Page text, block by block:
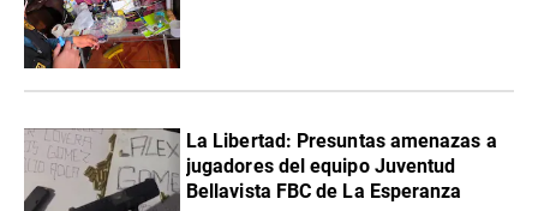
La Libertad: Presuntas amenazas a
jugadores del equipo Juventud
Bellavista FBC de La Esperanza